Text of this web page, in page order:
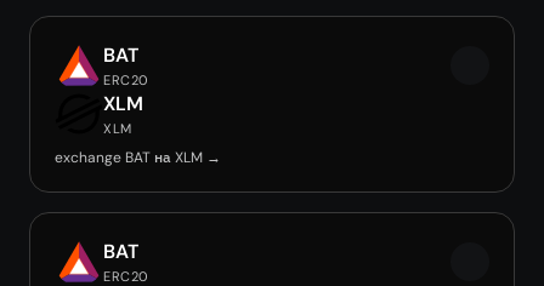
BAT
ERC20
XLM
XLM
exchange BAT на XLM →
BAT
ERC20